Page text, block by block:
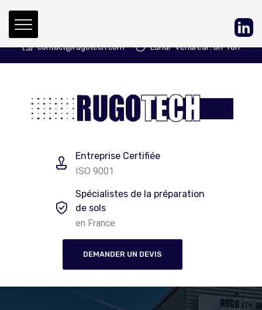
contact@rugotech.com
Lundi -Vendredi : 8h-18h
Entreprise Certifiée
ISO 9001
Spécialistes de la préparation
de sols
en France
DEMANDER UN DEVIS